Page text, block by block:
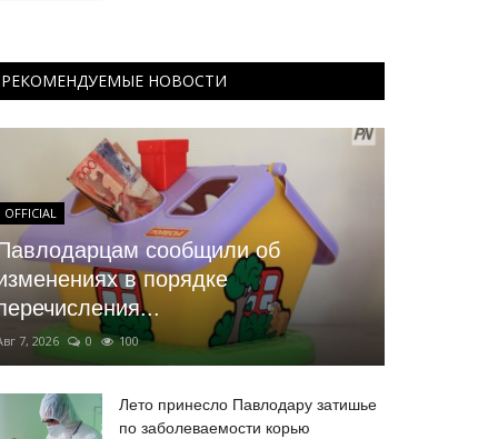
РЕКОМЕНДУЕМЫЕ НОВОСТИ
OFFICIAL
сообщили об
в порядке
7, 2026 0 100
Лето принесло Павлодару затишье
по заболеваемости корью